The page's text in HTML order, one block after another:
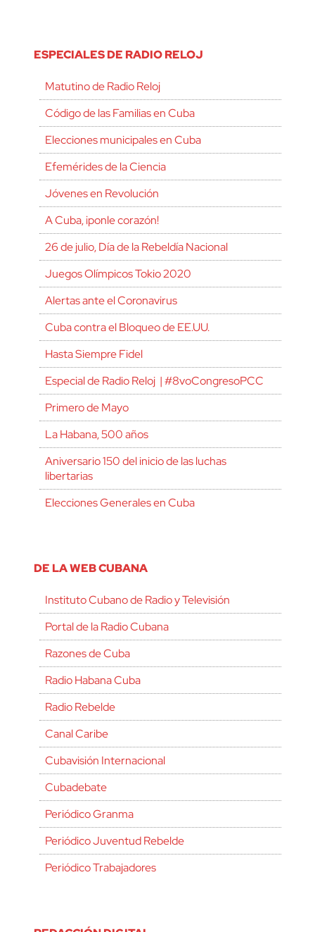
ESPECIALES DE RADIO RELOJ
Matutino de Radio Reloj
Código de las Familias en Cuba
Elecciones municipales en Cuba
Efemérides de la Ciencia
Jóvenes en Revolución
A Cuba, ¡ponle corazón!
26 de julio, Día de la Rebeldía Nacional
Juegos Olímpicos Tokio 2020
Alertas ante el Coronavirus
Cuba contra el Bloqueo de EE.UU.
Hasta Siempre Fidel
Especial de Radio Reloj | #8voCongresoPCC
Primero de Mayo
La Habana, 500 años
Aniversario 150 del inicio de las luchas
libertarias
Elecciones Generales en Cuba
DE LA WEB CUBANA
Instituto Cubano de Radio y Televisión
Portal de la Radio Cubana
Razones de Cuba
Radio Habana Cuba
Radio Rebelde
Canal Caribe
Cubavisión Internacional
Cubadebate
Periódico Granma
Periódico Juventud Rebelde
Periódico Trabajadores